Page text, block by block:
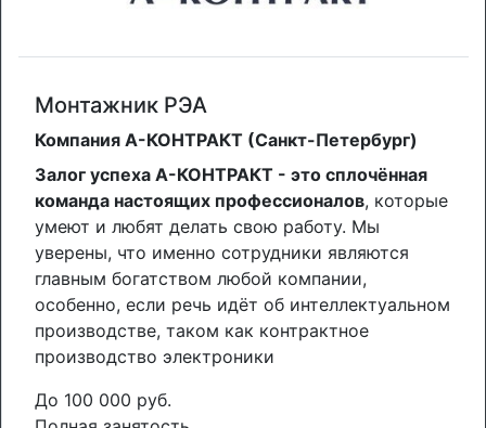
Монтажник РЭА
Компания А-КОНТРАКТ (Санкт-Петербург)
Залог успеха А-КОНТРАКТ - это сплочённая
команда настоящих профессионалов, которые
умеют и любят делать свою работу. Мы
уверены, что именно сотрудники являются
главным богатством любой компании,
особенно, если речь идёт об интеллектуальном
производстве, таком как контрактное
производство электроники
До 100 000 руб.